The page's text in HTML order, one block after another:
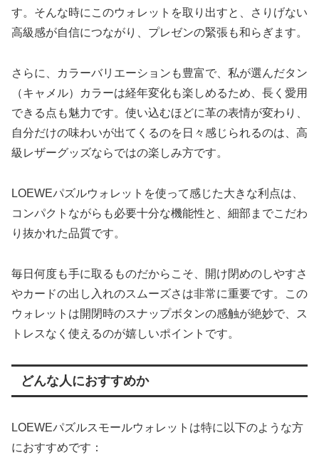
す。そんな時にこのウォレットを取り出すと、さりげない
高級感が自信につながり、プレゼンの緊張も和らぎます。
さらに、カラーバリエーションも豊富で、私が選んだタン
（キャメル）カラーは経年変化も楽しめるため、長く愛用
できる点も魅力です。使い込むほどに革の表情が変わり、
自分だけの味わいが出てくるのを日々感じられるのは、高
級レザーグッズならではの楽しみ方です。
LOEWEパズルウォレットを使って感じた大きな利点は、
コンパクトながらも必要十分な機能性と、細部までこだわ
り抜かれた品質です。
毎日何度も手に取るものだからこそ、開け閉めのしやすさ
やカードの出し入れのスムーズさは非常に重要です。この
ウォレットは開閉時のスナップボタンの感触が絶妙で、ス
トレスなく使えるのが嬉しいポイントです。
どんな人におすすめか
LOEWEパズルスモールウォレットは特に以下のような方
におすすめです：